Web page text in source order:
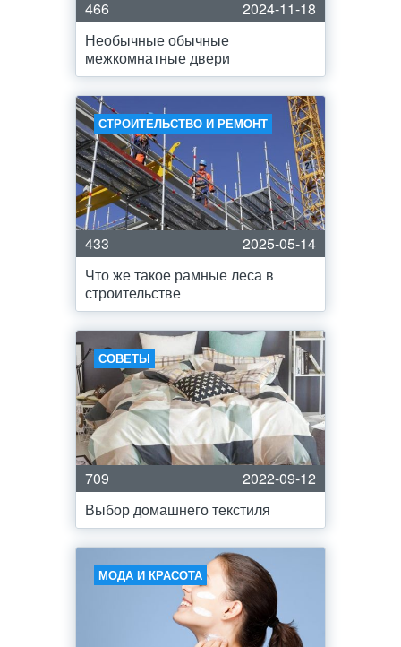
466
2024-11-18
Необычные обычные
межкомнатные двери
СТРОИТЕЛЬСТВО И РЕМОНТ
433
2025-05-14
Что же такое рамные леса в
строительстве
СОВЕТЫ
709
2022-09-12
Выбор домашнего текстиля
МОДА И КРАСОТА